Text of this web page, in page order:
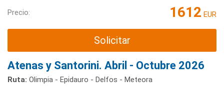
Precio: 1612 EUR
Solicitar
Atenas y Santorini. Abril - Octubre 2026
Ruta: Olimpia - Epidauro - Delfos - Meteora